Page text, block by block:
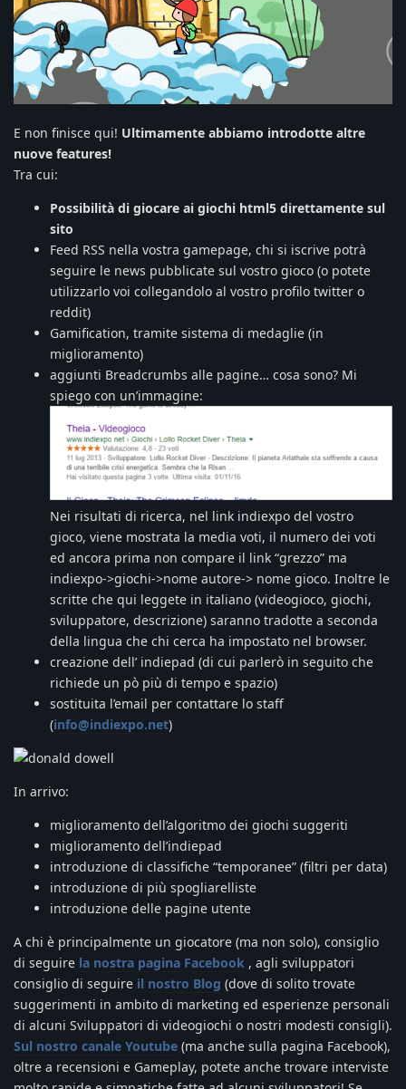
E non finisce qui! Ultimamente abbiamo introdotte altre
nuove features!
Tra cui:
Possibilità di giocare ai giochi html5 direttamente sul
sito
Feed RSS nella vostra gamepage, chi si iscrive potrà
seguire le news pubblicate sul vostro gioco (o potete
utilizzarlo voi collegandolo al vostro profilo twitter o
reddit)
Gamification, tramite sistema di medaglie (in
miglioramento)
aggiunti Breadcrumbs alle pagine… cosa sono? Mi
spiego con un’immagine:
Nei risultati di ricerca, nel link indiexpo del vostro
gioco, viene mostrata la media voti, il numero dei voti
ed ancora prima non compare il link “grezzo” ma
indiexpo->giochi->nome autore-> nome gioco. Inoltre le
scritte che qui leggete in italiano (videogioco, giochi,
sviluppatore, descrizione) saranno tradotte a seconda
della lingua che chi cerca ha impostato nel browser.
creazione dell’ indiepad (di cui parlerò in seguito che
richiede un pò più di tempo e spazio)
sostituita l’email per contattare lo staff
(info@indiexpo.net)
In arrivo:
miglioramento dell’algoritmo dei giochi suggeriti
miglioramento dell’indiepad
introduzione di classifiche “temporanee” (filtri per data)
introduzione di più spogliarelliste
introduzione delle pagine utente
A chi è principalmente un giocatore (ma non solo), consiglio
di seguire la nostra pagina Facebook , agli sviluppatori
consiglio di seguire il nostro Blog (dove di solito trovate
suggerimenti in ambito di marketing ed esperienze personali
di alcuni Sviluppatori di videogiochi o nostri modesti consigli).
Sul nostro canale Youtube (ma anche sulla pagina Facebook),
oltre a recensioni e Gameplay, potete anche trovare interviste